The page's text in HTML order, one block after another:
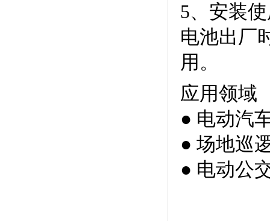
5、安装
电池出厂
用。
应用领域
● 电动汽
● 场地巡
● 电动公